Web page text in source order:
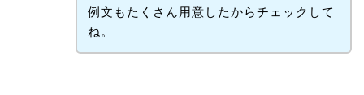
例文もたくさん用意したからチェックして
ね。